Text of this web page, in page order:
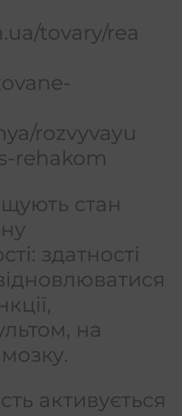
tovary/rea
rozvyvayu
rehakom
стан
здатності
на
активується